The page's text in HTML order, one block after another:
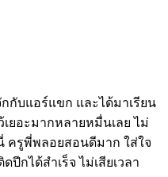
กับแอร์แขก และได้มาเรียน
ยอะมากหลายหมื่นเลย ไม่
ครูพี่พลอยสอนดีมาก ใส่ใจ
ปีกได้สำเร็จ ไม่เสียเวลา